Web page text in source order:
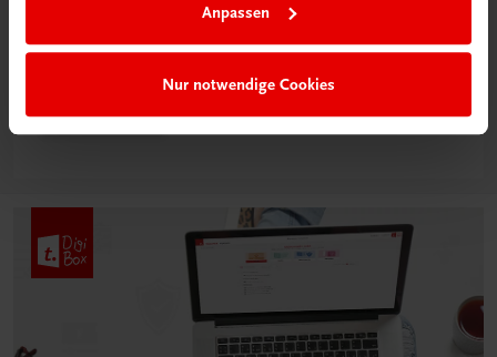
Anpassen
Nur notwendige Cookies
Klassenzimmer“
Mehr dazu